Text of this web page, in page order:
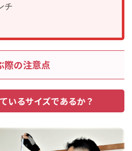
チ
際の注意点
いるサイズであるか？